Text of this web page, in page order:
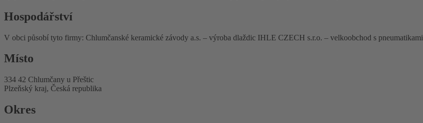
Hospodářství
V obci působí tyto firmy: Chlumčanské keramické závody a.s. – výroba dlaždic IHLE CZECH s.r.o. – velkoobchod s pneumatikami
Místo
334 42 Chlumčany u Přeštic
Plzeňský kraj, Česká republika
Okres